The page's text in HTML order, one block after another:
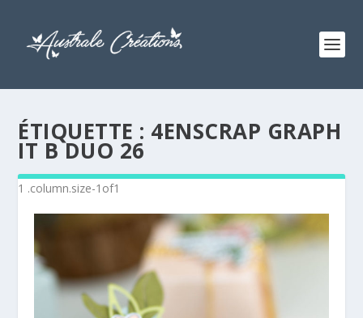
ÉTIQUETTE : 4ENSCRAP GRAPH
IT B DUO 26